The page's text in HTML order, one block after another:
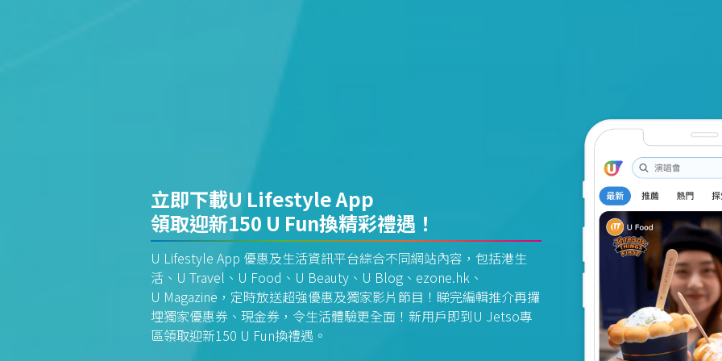
立即下載U Lifestyle App
領取迎新150 U Fun換精彩禮遇！
U Lifestyle App 優惠及生活資訊平台綜合不同網站內容，包括港生
活、U Travel、U Food、U Beauty、U Blog、ezone.hk、
U Magazine，定時放送超強優惠及獨家影片節目！睇完編輯推介再攞
埋獨家優惠券、現金券，令生活體驗更全面！新用戶即到U Jetso專
區領取迎新150 U Fun換禮遇。